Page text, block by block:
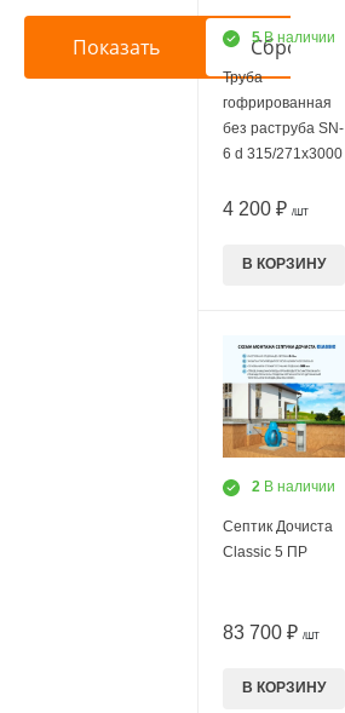
5 В наличии
Труба
гофрированная
без раструба SN-
6 d 315/271х3000
4 200 ₽ /ШТ
В КОРЗИНУ
2 В наличии
Септик Дочиста
Classic 5 ПР
83 700 ₽ /ШТ
В КОРЗИНУ